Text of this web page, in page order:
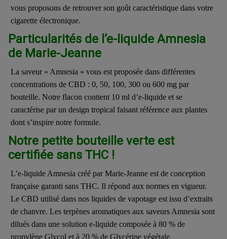
vous proposons de retrouver son goût caractéristique dans votre
cigarette électronique.
Particularités de l’e-liquide Amnesia
de Marie-Jeanne
La saveur « Amnesia » vous est proposée dans différentes
concentrations de CBD : 0, 50, 100, 300 ou 600 mg par
bouteille. Notre flacon contient 10 ml d’e-liquide et se
caractérise par un design tropical faisant référence aux plantes
dont s’inspire notre formule.
Notre petite bouteille verte est
certifiée sans THC !
L’e-liquide Amnesia créé par Marie-Jeanne est de conception
française garanti sans THC. Il répond aux normes en vigueur.
Le CBD utilisé dans nos liquides de vapotage est issu d’extraits
de chanvre. Les terpènes aromatiques aux saveurs Amnesia sont
dilués dans une solution e-liquide composée à 80 % de
propylène Glycol et à 20 % de Glycérine végétale.